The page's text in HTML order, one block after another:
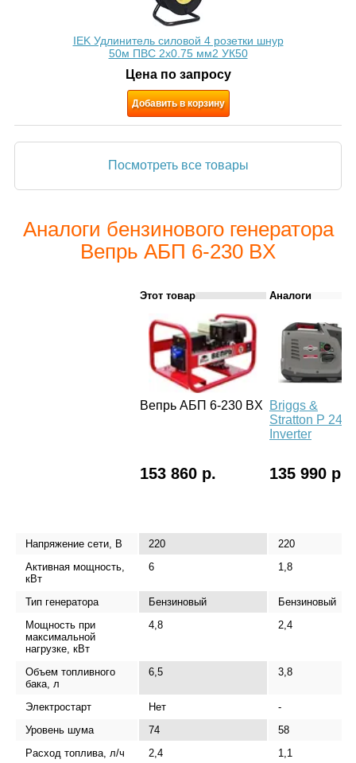
IEK Удлинитель силовой 4 розетки шнур
50м ПВС 2х0.75 мм2 УК50
Цена по запросу
Добавить в корзину
Посмотреть все товары
Аналоги бензинового генератора
Вепрь АБП 6-230 ВX
Этот товар Аналоги
Вепрь АБП 6-230 ВX
Briggs &
Stratton P 2400
Inverter
153 860 р. 135 990 р.
Напряжение сети, В 220
220
Активная мощность,
кВт
6 1,8
Тип генератора Бензиновый
Бензиновый
Мощность при
максимальной
нагрузке, кВт
4,8 2,4
Объем топливного
бака, л
6,5 3,8
Электростарт Нет
-
Уровень шума
74
58
Расход топлива, л/ч
2,4
1,1